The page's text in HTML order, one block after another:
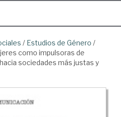
/ Estudios de Género /
como impulsoras de
sociedades más justas y